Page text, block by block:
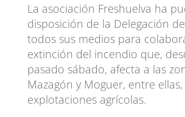
La asociación Freshuelva ha
disposición de la Delegación
todos sus medios para
extinción del incendio que,
pasado sábado, afecta a las
Mazagón y Moguer, entre
explotaciones agrícolas.